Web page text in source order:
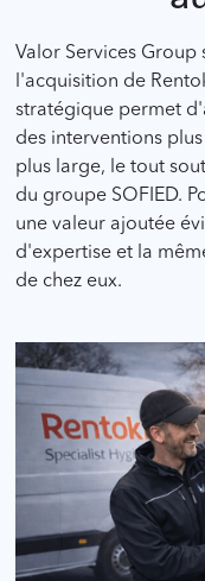
Valor Services Group
l'acquisition de
stratégique permet
des interventions
plus large, le tout
du groupe SOFIED.
une valeur ajoutée
d'expertise et la
de chez eux.